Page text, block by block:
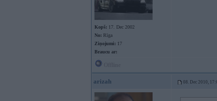
Kopš: 17. Dec 2002
No: Rīga
Ziņojumi: 17
Braucu ar:
arizah 08. Dec 2010,